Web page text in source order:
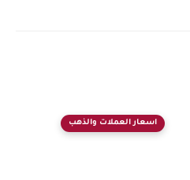
اسعار العملات والذهب